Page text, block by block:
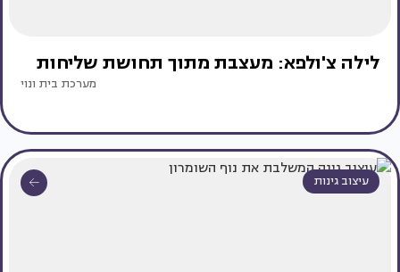
לילה צ'ולפא: מעצבת מתוך תחושת שליחות
מערכת בית ונוי
עיצוב גינות